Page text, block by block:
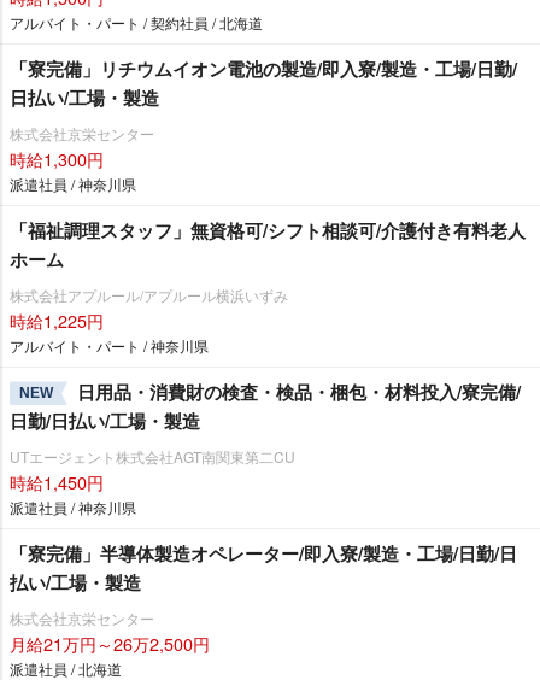
アルバイト・パート / 契約社員 / 北海道
「寮完備」リチウムイオン電池の製造/即入寮/製造・工場/日勤/
日払い/工場・製造
株式会社京栄センター
時給1,300円
派遣社員 / 神奈川県
「福祉調理スタッフ」無資格可/シフト相談可/介護付き有料老人
ホーム
株式会社アプルール/アプルール横浜いずみ
時給1,225円
アルバイト・パート / 神奈川県
NEW
日用品・消費財の検査・検品・梱包・材料投入/寮完備/
日勤/日払い/工場・製造
UTエージェント株式会社AGT南関東第二CU
時給1,450円
派遣社員 / 神奈川県
「寮完備」半導体製造オペレーター/即入寮/製造・工場/日勤/日
払い/工場・製造
株式会社京栄センター
月給21万円～26万2,500円
派遣社員 / 北海道